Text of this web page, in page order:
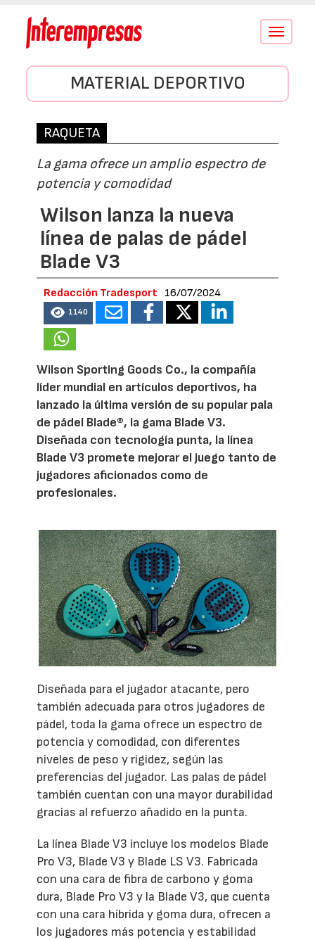
Conmutar
MATERIAL DEPORTIVO
RAQUETA
La gama ofrece un amplio espectro de
potencia y comodidad
Wilson lanza la nueva
línea de palas de pádel
Blade V3
Redacción Tradesport 16/07/2024
1140
Wilson Sporting Goods Co., la compañía
líder mundial en artículos deportivos, ha
lanzado la última versión de su popular pala
de pádel Blade®, la gama Blade V3.
Diseñada con tecnología punta, la línea
Blade V3 promete mejorar el juego tanto de
jugadores aficionados como de
profesionales.
Diseñada para el jugador atacante, pero
también adecuada para otros jugadores de
pádel, toda la gama ofrece un espectro de
potencia y comodidad, con diferentes
niveles de peso y rigidez, según las
preferencias del jugador. Las palas de pádel
también cuentan con una mayor durabilidad
gracias al refuerzo añadido en la punta.
La línea Blade V3 incluye los modelos Blade
Pro V3, Blade V3 y Blade LS V3. Fabricada
con una cara de fibra de carbono y goma
dura, Blade Pro V3 y la Blade V3, que cuenta
con una cara híbrida y goma dura, ofrecen a
los jugadores más potencia y estabilidad